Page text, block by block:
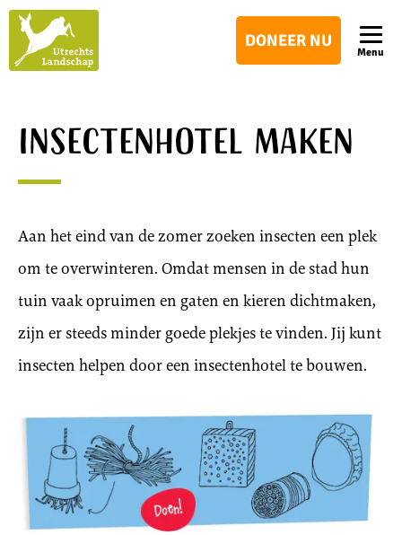
DONEER NU
Menu
Insectenhotel maken
Aan het eind van de zomer zoeken insecten een plek
om te overwinteren. Omdat mensen in de stad hun
tuin vaak opruimen en gaten en kieren dichtmaken,
zijn er steeds minder goede plekjes te vinden. Jij kunt
insecten helpen door een insectenhotel te bouwen.